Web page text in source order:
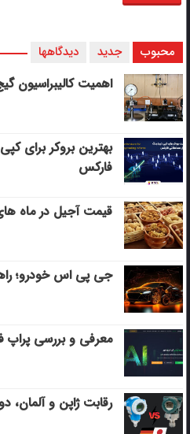
محبوب جدید دیدگاهها
اهمیت کالیبراسیون
بهترین بروکر برای کپی‌
فارکس
قیمت آجیل در ماه
جی پی اس خودرو؛
معرفی و بررسی پراپ
رقابت ژاپن و